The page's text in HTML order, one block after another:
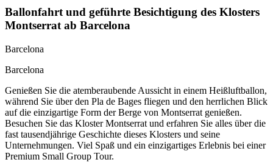
Ballonfahrt und geführte Besichtigung des Klosters
Montserrat ab Barcelona
Barcelona
Barcelona
Genießen Sie die atemberaubende Aussicht in einem Heißluftballon,
während Sie über den Pla de Bages fliegen und den herrlichen Blick
auf die einzigartige Form der Berge von Montserrat genießen.
Besuchen Sie das Kloster Montserrat und erfahren Sie alles über die
fast tausendjährige Geschichte dieses Klosters und seine
Unternehmungen. Viel Spaß und ein einzigartiges Erlebnis bei einer
Premium Small Group Tour.